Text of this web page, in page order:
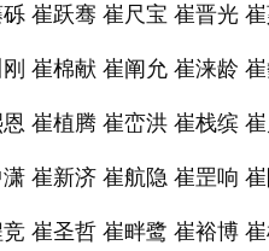
崔跃骞 崔尺宝 崔晋光
崔棉献 崔阐允 崔涞龄
崔植腾 崔峦洪 崔栈缤
崔新济 崔航隐 崔罡响
崔圣哲 崔畔鹭 崔裕博